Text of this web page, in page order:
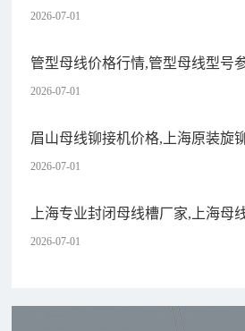
司
2026-07-01
管型母线价格行情,管型母线型号
2026-07-01
眉山母线铆接机价格,上海原装旋
2026-07-01
上海专业封闭母线槽厂家,上海母
2026-07-01